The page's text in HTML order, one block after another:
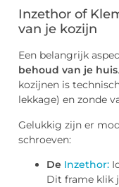
Inzethor of
van je kozijn
Een belangrijk
behoud van je huis
kozijnen is
lekkage) en zonde
Gelukkig zijn er
schroeven:
De Inzethor:
Dit frame klik